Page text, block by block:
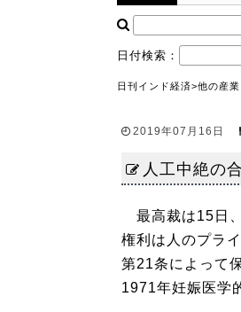
日付検索：
日刊インド経済>他の産
2019年07月16日
人工中絶の
最高裁は15日
権利は人のプラ
第21条によって
1971年妊娠医学